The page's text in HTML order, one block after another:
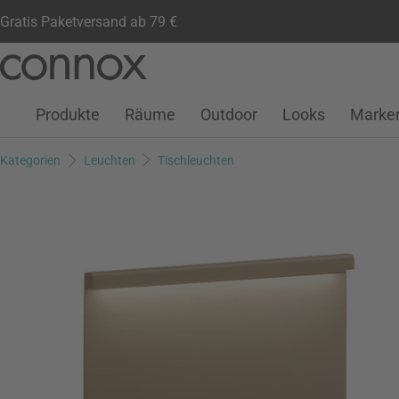
Gratis Paketversand ab 79 €
Seiteninhalt
Suchfeld
Kundenkonto
Wunschliste
Warenkorb
Produkte Räume Outdoor Looks
Kategorien Leuchten Tischleuchten